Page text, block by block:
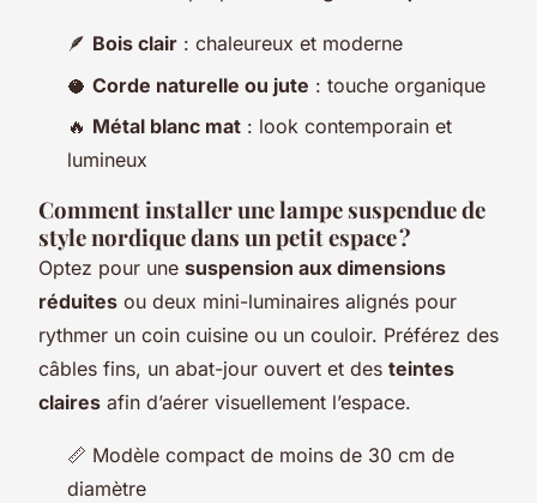
🪶 Bois clair : chaleureux et moderne
🥥 Corde naturelle ou jute : touche organique
🔥 Métal blanc mat : look contemporain et
lumineux
Comment installer une lampe suspendue de
style nordique dans un petit espace ?
Optez pour une suspension aux dimensions
réduites ou deux mini-luminaires alignés pour
rythmer un coin cuisine ou un couloir. Préférez des
câbles fins, un abat-jour ouvert et des teintes
claires afin d’aérer visuellement l’espace.
📏 Modèle compact de moins de 30 cm de
diamètre